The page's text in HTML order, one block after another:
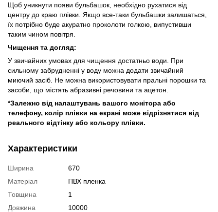
Щоб уникнути появи бульбашок, необхідно рухатися від
центру до краю плівки. Якщо все-таки бульбашки залишаться,
їх потрібно буде акуратно проколоти голкою, випустивши
таким чином повітря.
Чищення та догляд:
У звичайних умовах для чищення достатньо води. При
сильному забрудненні у воду можна додати звичайний
миючий засіб. Не можна використовувати пральні порошки та
засоби, що містять абразивні речовини та ацетон.
*Залежно від налаштувань вашого монітора або
телефону, колір плівки на екрані може відрізнятися від
реального відтінку або кольору плівки.
Характеристики
Ширина
670
Матеріал
ПВХ пленка
Товщина
1
Довжина
10000